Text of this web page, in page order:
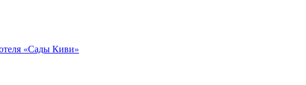
«Сады Киви»